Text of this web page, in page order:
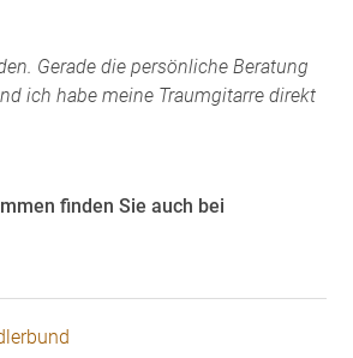
Gerade die persönliche Beratung
ich habe meine Traumgitarre direkt
finden Sie auch bei